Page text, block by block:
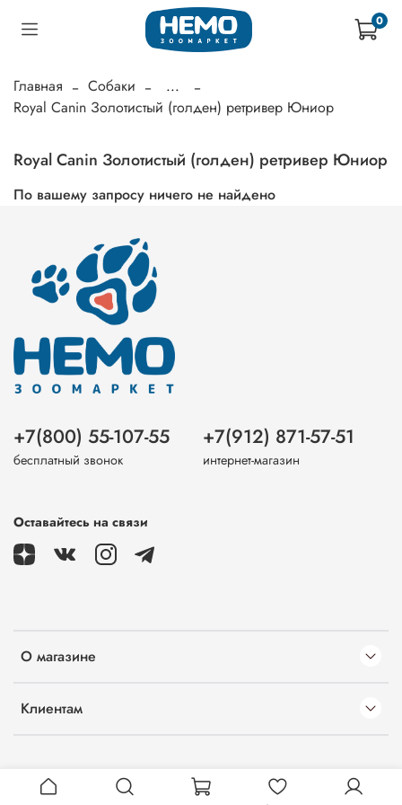
0
Главная Собаки
...
Royal Canin Золотистый (голден) ретривер Юниор
Royal Canin Золотистый (голден) ретривер Юниор
По вашему запросу ничего не найдено
О магазине
Клиентам
+7(800) 55-107-55
бесплатный звонок
+7(912) 871-57-51
интернет-магазин
Оставайтесь на связи